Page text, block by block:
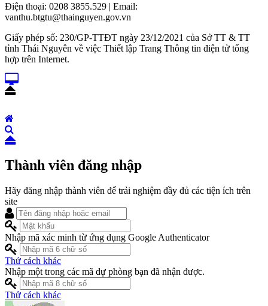
Điện thoại: 0208 3855.529 | Email:
vanthu.btgtu@thainguyen.gov.vn
Giấy phép số: 230/GP-TTĐT ngày 23/12/2021 của Sở TT & TT
tỉnh Thái Nguyên về việc Thiết lập Trang Thông tin điện tử tổng
hợp trên Internet.
Thành viên đăng nhập
Hãy đăng nhập thành viên để trải nghiệm đầy đủ các tiện ích trên
site
Nhập mã xác minh từ ứng dụng Google Authenticator
Thử cách khác
Nhập một trong các mã dự phòng bạn đã nhận được.
Thử cách khác